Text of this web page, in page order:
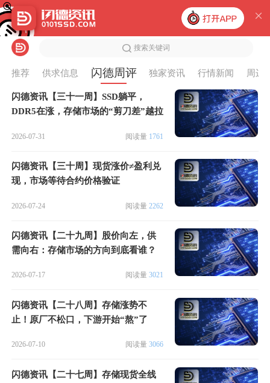
搜索关键词
推荐 供求信息 闪德周评 独家资讯 行情新闻 周边
闪德资讯【三十一周】SSD躺平，
DDR5在涨，存储市场的“剪刀差”越拉
2026-07-31 阅读量 1761
闪德资讯【三十周】现货涨价≠盈利兑
现，市场等待合约价格验证
2026-07-24 阅读量 2262
闪德资讯【二十九周】股价向左，供
需向右：存储市场的方向到底看谁？
2026-07-17 阅读量 3021
闪德资讯【二十八周】存储涨势不
止！原厂不松口，下游开始“熬”了
2026-07-10 阅读量 3066
闪德资讯【二十七周】存储现货全线